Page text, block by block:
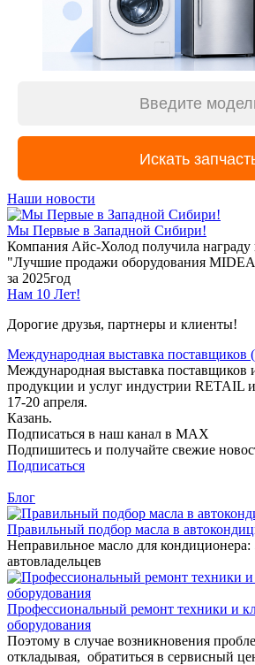
Наши новости
Мы Первые в Западной Сибири!
Компания Айс-Холод получила
"Лучшие продажи оборудования
за 2025год
Нам 10 Лет!
Дорогие друзья, партнеры и клиенты!
Международная выставка
Международная выставка поставщиков
продукции и услуг индустрии RETAIL
17-20 апреля.
Казань.
Подписаться в наш канал в MAX
Подпишитесь и получайте свежие
Подписаться
Блог
Правильный подбор масла в
Неправильное масло для
автовладельцев
Профессиональный ремонт техники и
оборудования
Поэтому в случае возникновения
откладывая, обратиться в сервисный